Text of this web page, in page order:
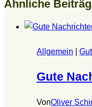
Ähnliche
Allgemein
Gute
VonOliver